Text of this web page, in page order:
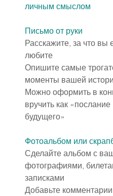
личным смыслом
Письмо от руки
Расскажите, за что вы
любите
Опишите самые
моменты вашей
Можно оформить в
вручить как «послание
будущего»
Фотоальбом или
Сделайте альбом с
фотографиями,
записками
Добавьте